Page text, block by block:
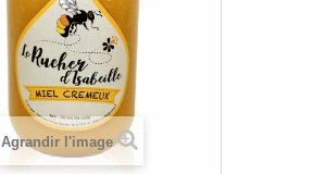
Agrandir l'image